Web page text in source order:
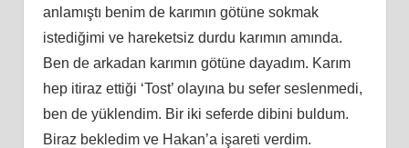
anlamıştı benim de karımın götüne sokmak
istediğimi ve hareketsiz durdu karımın amında.
Ben de arkadan karımın götüne dayadım. Karım
hep itiraz ettiği ‘Tost’ olayına bu sefer seslenmedi,
ben de yüklendim. Bir iki seferde dibini buldum.
Biraz bekledim ve Hakan’a işareti verdim.